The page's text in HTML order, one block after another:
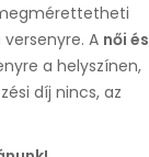
A női és
a helyszínen,
díj nincs, az